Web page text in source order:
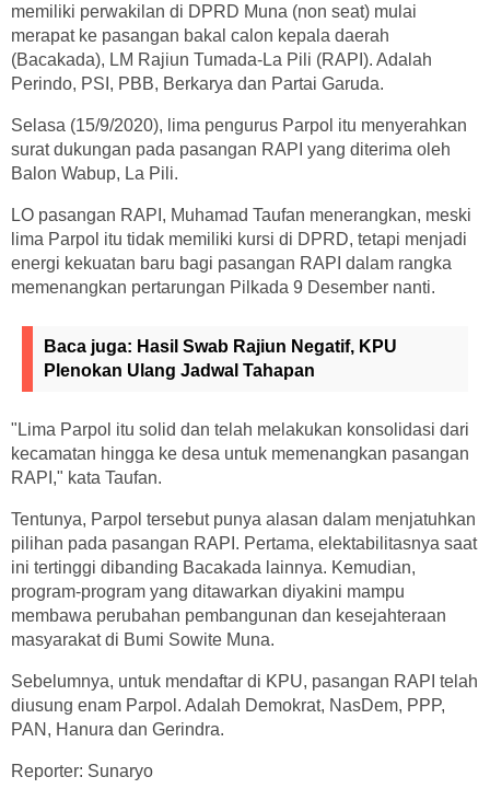
memiliki perwakilan di DPRD Muna (non seat) mulai
merapat ke pasangan bakal calon kepala daerah
(Bacakada), LM Rajiun Tumada-La Pili (RAPI). Adalah
Perindo, PSI, PBB, Berkarya dan Partai Garuda.
Selasa (15/9/2020), lima pengurus Parpol itu menyerahkan
surat dukungan pada pasangan RAPI yang diterima oleh
Balon Wabup, La Pili.
LO pasangan RAPI, Muhamad Taufan menerangkan, meski
lima Parpol itu tidak memiliki kursi di DPRD, tetapi menjadi
energi kekuatan baru bagi pasangan RAPI dalam rangka
memenangkan pertarungan Pilkada 9 Desember nanti.
Baca juga: Hasil Swab Rajiun Negatif, KPU
Plenokan Ulang Jadwal Tahapan
"Lima Parpol itu solid dan telah melakukan konsolidasi dari
kecamatan hingga ke desa untuk memenangkan pasangan
RAPI," kata Taufan.
Tentunya, Parpol tersebut punya alasan dalam menjatuhkan
pilihan pada pasangan RAPI. Pertama, elektabilitasnya saat
ini tertinggi dibanding Bacakada lainnya. Kemudian,
program-program yang ditawarkan diyakini mampu
membawa perubahan pembangunan dan kesejahteraan
masyarakat di Bumi Sowite Muna.
Sebelumnya, untuk mendaftar di KPU, pasangan RAPI telah
diusung enam Parpol. Adalah Demokrat, NasDem, PPP,
PAN, Hanura dan Gerindra.
Reporter: Sunaryo